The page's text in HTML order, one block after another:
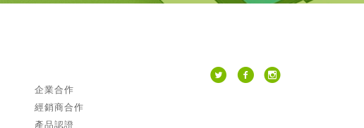
企業合作
經銷商合作
產品認證